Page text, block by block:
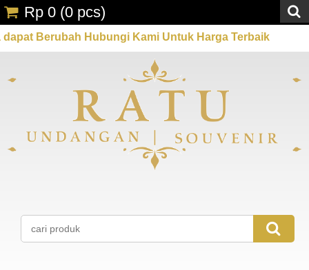
Hubungi Kami Untuk Harga Terbaik Promo
Rp 0 (0 pcs)